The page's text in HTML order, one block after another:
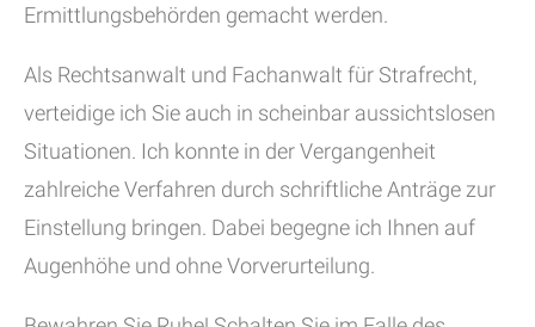
Ermittlungsbehörden gemacht werden.
Als Rechtsanwalt und Fachanwalt für Strafrecht,
verteidige ich Sie auch in scheinbar aussichtslosen
Situationen. Ich konnte in der Vergangenheit
zahlreiche Verfahren durch schriftliche Anträge zur
Einstellung bringen. Dabei begegne ich Ihnen auf
Augenhöhe und ohne Vorverurteilung.